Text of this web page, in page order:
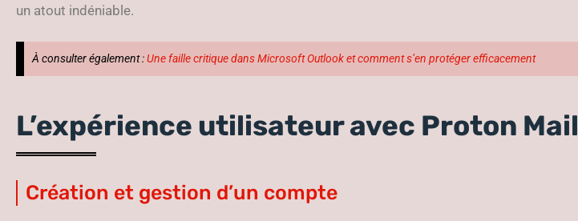
un atout indéniable.
À consulter également :Une faille critique dans Microsoft Outlook et comment s’en protéger efficacement
L’expérience utilisateur avec Proton Mail
Création et gestion d’un compte